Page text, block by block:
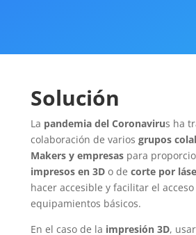
Solución
La pandemia del Coronavirus ha
colaboración de variosgrupos
Makers y empresas para
impresos en 3D o decorte por
hacer accesible y facilitar el
equipamientos básicos.
En el caso de la impresión 3D,